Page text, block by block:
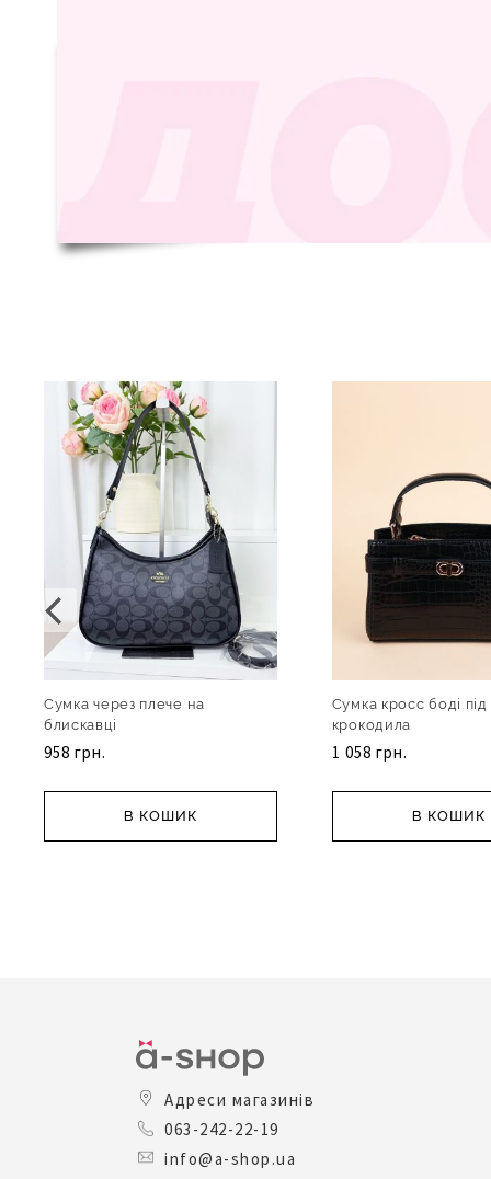
Сумка через плече на
блискавці
958 грн.
В КОШИК
Сумка кросс боді під
крокодила
1 058 грн.
В КОШИК
Адреси магазинів
063-242-22-19
info@a-shop.ua